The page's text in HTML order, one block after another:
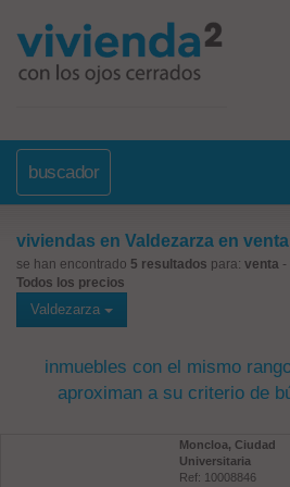
buscador
viviendas en Valdezarza en venta
se han encontrado 5 resultados para: venta -
Todos los precios
Valdezarza
inmuebles con el mismo
aproximan a su criterio de
Moncloa, Ciudad
Universitaria
Ref: 10008846